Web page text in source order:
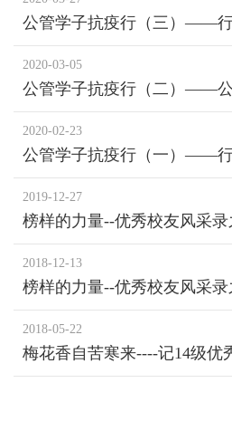
公管学子抗疫行（三）——行
2020-03-05
公管学子抗疫行（二）——公
震
2020-02-23
公管学子抗疫行（一）——行
2019-12-27
榜样的力量--优秀校友风采录
2018-12-13
榜样的力量--优秀校友风采录
2018-05-22
梅花香自苦寒来----记14级优
（三） 刘心平